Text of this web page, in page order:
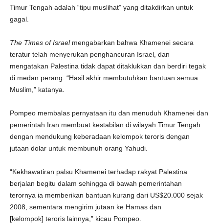
Timur Tengah adalah “tipu muslihat” yang ditakdirkan untuk
gagal.
The Times of Israelmengabarkan bahwa Khamenei secara
teratur telah menyerukan penghancuran Israel, dan
mengatakan Palestina tidak dapat ditaklukkan dan berdiri tegak
di medan perang. “Hasil akhir membutuhkan bantuan semua
Muslim,” katanya.
Pompeo membalas pernyataan itu dan menuduh Khamenei dan
pemerintah Iran membuat kestabilan di wilayah Timur Tengah
dengan mendukung keberadaan kelompok teroris dengan
jutaan dolar untuk membunuh orang Yahudi.
“Kekhawatiran palsu Khamenei terhadap rakyat Palestina
berjalan begitu dalam sehingga di bawah pemerintahan
terornya ia memberikan bantuan kurang dari US$20.000 sejak
2008, sementara mengirim jutaan ke Hamas dan
[kelompok] teroris lainnya,” kicau Pompeo.